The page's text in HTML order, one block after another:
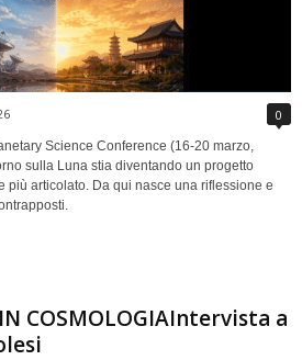
0
Science Conference (16-20 marzo,
sulla Luna stia diventando un progetto
più articolato. Da qui nasce una riflessione e
IN COSMOLOGIAIntervista a